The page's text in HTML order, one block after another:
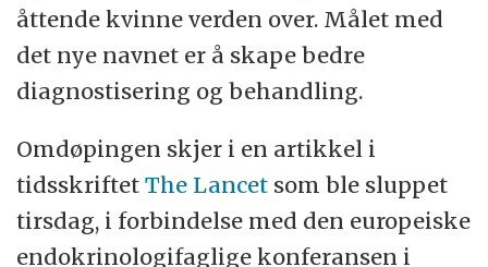
åttende kvinne verden over. Målet med
det nye navnet er å skape bedre
diagnostisering og behandling.
Omdøpingen skjer i en artikkel i
tidsskriftetThe Lancet som ble sluppet
tirsdag, i forbindelse med den europeiske
endokrinologifaglige konferansen i